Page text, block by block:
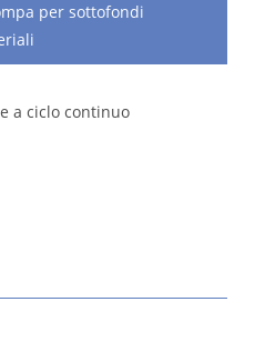
per sottofondi
a ciclo continuo